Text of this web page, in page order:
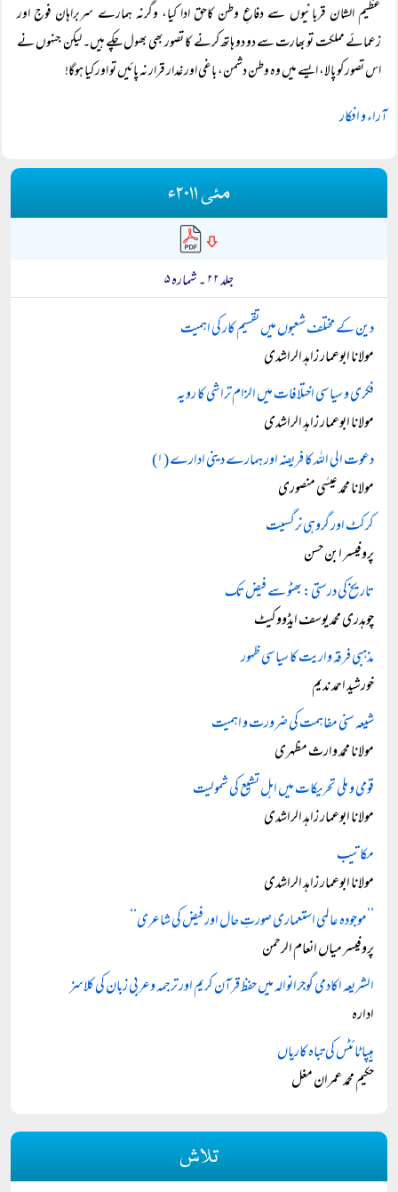
عظیم الشان قربانیوں سے دفاعِ وطن کاحق ادا کیا، وگرنہ ہمارے سربراہان فوج اور
زعمائے مملکت تو بھارت سے دو دو ہاتھ کرنے کا تصور بھی بھول چکے ہیں۔ لیکن جنہوں نے
اس تصور کو پالا، ایسے میں وہ وطن دشمن، باغی اور غدار قرار نہ پائیں تو اور کیا ہوگا!
آراء و افکار
مئی ۲۰۱۱ء
جلد ۲۲ ۔ شمارہ ۵
دین کے مختلف شعبوں میں تقسیم کار کی اہمیت
مولانا ابوعمار زاہد الراشدی
فکری و سیاسی اختلافات میں الزام تراشی کا رویہ
مولانا ابوعمار زاہد الراشدی
دعوت الی اللہ کا فریضہ اور ہمارے دینی ادارے (۱)
مولانا محمد عیسٰی منصوری
کرکٹ اور گروہی نرگسیت
پروفیسر ابن حسن
تاریخ کی درستی: بھٹو سے فیض تک
چوہدری محمد یوسف ایڈووکیٹ
مذہبی فرقہ واریت کا سیاسی ظہور
خورشید احمد ندیم
شیعہ سنی مفاہمت کی ضرورت و اہمیت
مولانا محمد وارث مظہری
قومی و ملی تحریکات میں اہل تشیع کی شمولیت
مولانا ابوعمار زاہد الراشدی
مکاتیب
مولانا ابوعمار زاہد الراشدی
’’موجودہ عالمی استعماری صورتِ حال اور فیض کی شاعری‘‘
پروفیسر میاں انعام الرحمن
الشریعہ اکادمی گوجرانوالہ میں حفظ قرآن کریم اور ترجمہ وعربی زبان کی کلاسز
ادارہ
ہیپا ٹائٹس کی تباہ کاریاں
حکیم محمد عمران مغل
تلاش